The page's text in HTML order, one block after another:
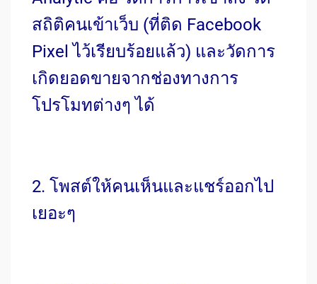
สถิติคนเข้าเว็บ (ที่ติด Facebook
Pixel ไว้เรียบร้อยแล้ว) และวัดการ
เกิดยอดขายจากช่องทางการ
โปรโมทต่างๆ ได้
2. โพสต์ให้คนเห็นและแชร์ออกไป
เยอะๆ